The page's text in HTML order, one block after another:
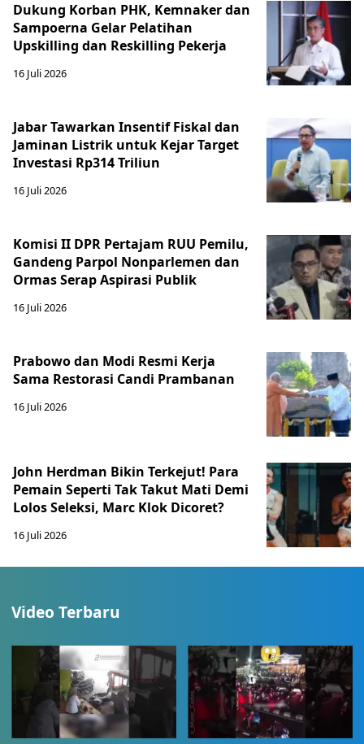
Dukung Korban PHK, Kemnaker dan
Sampoerna Gelar Pelatihan
Upskilling dan Reskilling Pekerja
16 Juli 2026
Jabar Tawarkan Insentif Fiskal dan
Jaminan Listrik untuk Kejar Target
Investasi Rp314 Triliun
16 Juli 2026
Komisi II DPR Pertajam RUU Pemilu,
Gandeng Parpol Nonparlemen dan
Ormas Serap Aspirasi Publik
16 Juli 2026
Prabowo dan Modi Resmi Kerja
Sama Restorasi Candi Prambanan
16 Juli 2026
John Herdman Bikin Terkejut! Para
Pemain Seperti Tak Takut Mati Demi
Lolos Seleksi, Marc Klok Dicoret?
16 Juli 2026
Video Terbaru